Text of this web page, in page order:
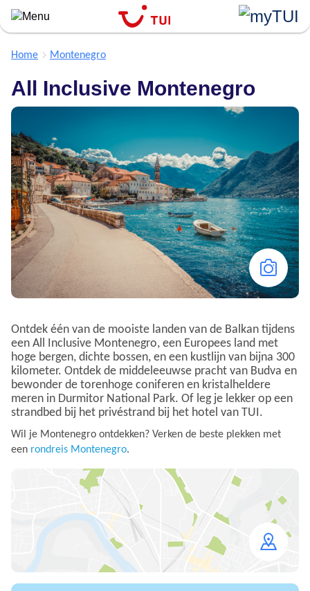
Overslaan
naar
algemene
inhoud
gaan
Home Montenegro
All Inclusive Montenegro
Ontdek één van de mooiste landen van de Balkan tijdens
een All Inclusive Montenegro, een Europees land met
hoge bergen, dichte bossen, en een kustlijn van bijna 300
kilometer. Ontdek de middeleeuwse pracht van Budva en
bewonder de torenhoge coniferen en kristalheldere
meren in Durmitor National Park. Of leg je lekker op een
strandbed bij het privéstrand bij het hotel van TUI.
Wil je Montenegro ontdekken? Verken de beste plekken met
een rondreis Montenegro.
map